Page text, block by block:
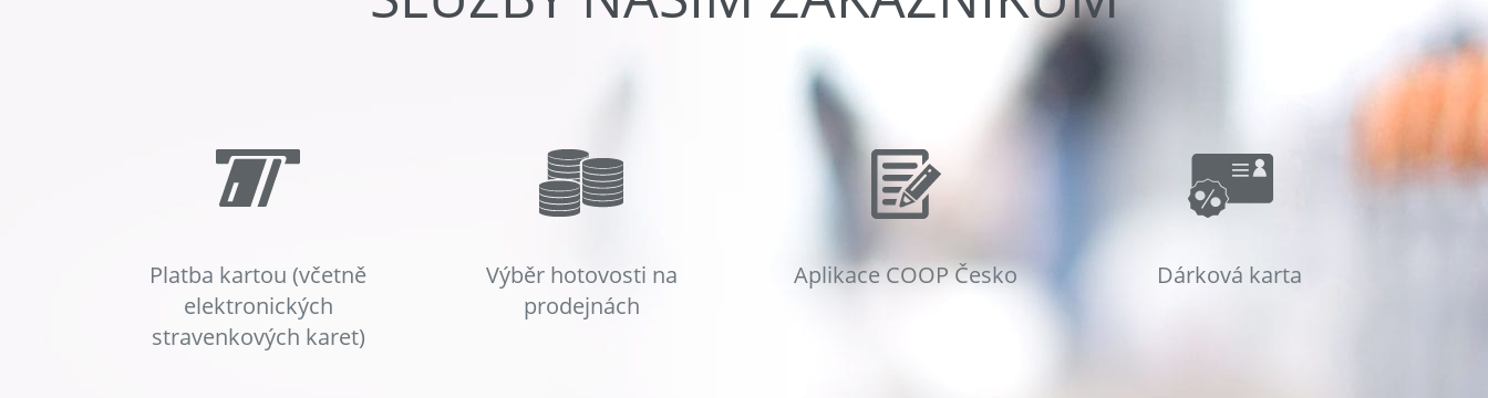
Platba kartou (včetně
elektronických
stravenkových karet)
Výběr hotovosti na
prodejnách
Aplikace COOP Česko Dárková karta